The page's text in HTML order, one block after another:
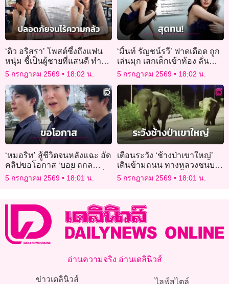
‘ดิว อริสรา’ โพสต์ซึ้งถึงแฟน
หนุ่ม ชี้เป็นผู้ชายที่แสนดี ทำ
รู้สึกปลอดภัยจนไร้ความกลัว
5 กรกฎาคม 2569 18:02 น.
‘มิ้นท์ รัญชน์รวี’ ฟาดเดือด ถูก
เล่นมุก เสกเด็กเข้าท้อง ลั่น
ไม่มีใครควรถูกลดคุณค่า
5 กรกฎาคม 2569 18:02 น.
‘หมอริท’ สู้ชีวิตจนหลังแฉะ อัด
คลิปขอโอกาส ‘บอย ถกล
เกียรติ’ รับกลับไปเป็นดารา ลั่น
จะเปลี่ยนตัวเองใหม่!
5 กรกฎาคม 2569 18:01 น.
เตือนระวัง ‘ช้างป่าเขาใหญ่’
เดินข้ามถนน ทางหลวงชนบท
3052 ปากช่อง-วังน้ำเขียว ยาม
5 กรกฎาคม 2569 18:01 น.
อ่านความจริง อ่านเดลินิวส์
ข่าวเดลินิวส์ ไลฟ์สไตล์